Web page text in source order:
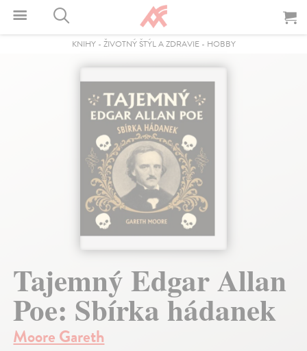
KNIHY- ŽIVOTNÝ ŠTÝL A ZDRAVIE- HOBBY
Tajemný Edgar Allan
Poe: Sbírka hádanek
Moore Gareth